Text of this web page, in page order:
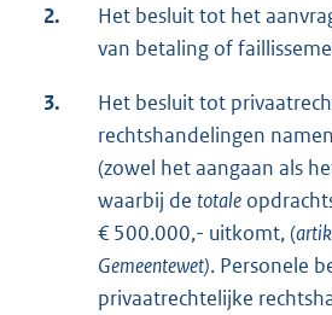
2.
Het besluit tot het
van betaling of
3.
Het besluit tot
rechtshandelingen
(zowel het aangaan als
waarbij de totale
€ 500.000,- uitkomt, (
Gemeentewet). Personele
privaatrechtelijke